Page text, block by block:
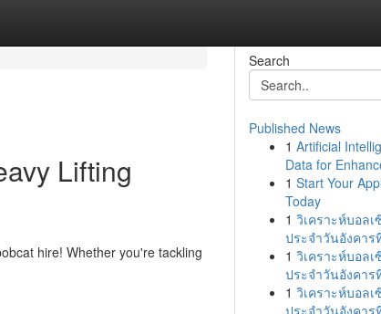
Lifting
hire! Whether you're tackling
Search
Published News
1 Artificial
Data for
1 Start Your
Today
1 วิเคราะห์บอล
ประจำวันอังคาร
1 วิเคราะห์บอล
ประจำวันอังคาร
1 วิเคราะห์บอล
ประจำวันอังคาร